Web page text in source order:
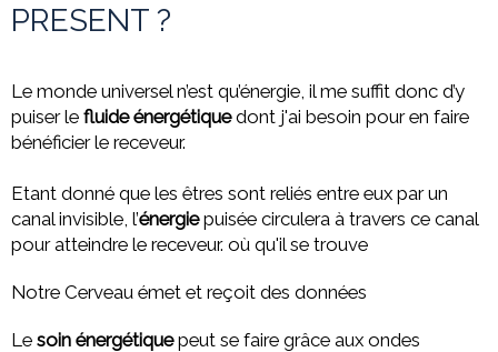
PRESENT ?
Le monde universel n’est qu’énergie, il me suffit donc d’y
puiser le fluide énergétiquedont j'ai besoin pour en faire
bénéficier le receveur.
Etant donné que les êtres sont reliés entre eux par un
canal invisible, l’énergiepuisée circulera à travers ce canal
pour atteindre le receveur. où qu'il se trouve
Notre Cerveau émet et reçoit des données
Le soin énergétiquepeut se faire grâce aux ondes